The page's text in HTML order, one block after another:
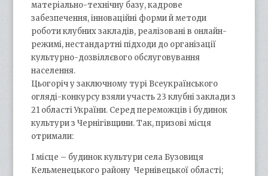
матеріально-технічну базу, кадрове
забезпечення, інноваційні форми й методи
роботи клубних закладів, реалізовані в онлайн-
режимі, нестандартні підходи до організації
культурно-дозвіллєвого обслуговування
населення.
Цьогоріч у заключному турі Всеукраїнського
огляді-конкурсу взяли участь 23 клубні заклади з
21 області України. Серед переможців і будинок
культури з Чернігівщини. Так, призові місця
отримали:
І місце – будинок культури села Бузовиця
Кельменецького району Чернівецької області;